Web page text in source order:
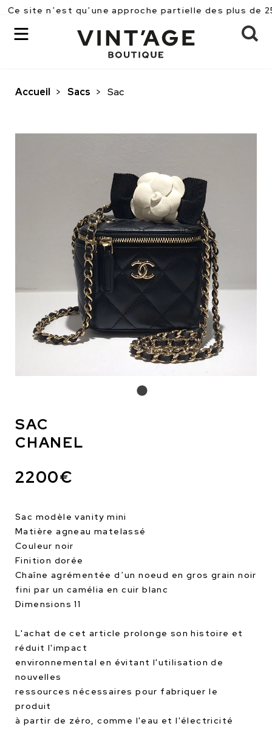
qu’une approche partielle des plus de 2500
Accueil > Sacs > Sac
SAC
CHANEL
2200€
Sac modèle vanity mini
Matière agneau matelassé
Couleur noir
Finition dorée
Chaîne agrémentée d’un noeud en gros grain noir
fini par un camélia en cuir blanc
Dimensions 11
L'achat de cet article prolonge son histoire et
réduit l'impact
environnemental en évitant l'utilisation de
nouvelles
ressources nécessaires pour fabriquer le
produit
à partir de zéro, comme l'eau et l'électricité